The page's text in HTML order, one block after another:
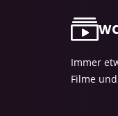
Immer
Filme